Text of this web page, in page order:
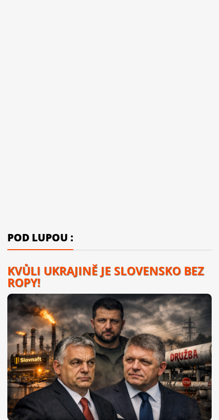
POD LUPOU :
KVŮLI UKRAJINĚ JE SLOVENSKO BEZ
ROPY!